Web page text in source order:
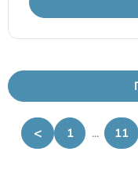
< 1 ... 11